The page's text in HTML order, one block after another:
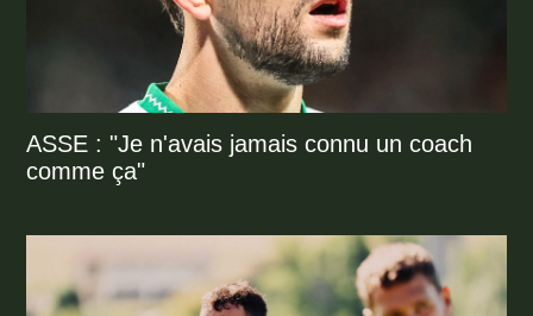
ASSE : "Je n'avais jamais connu un coach
comme ça"